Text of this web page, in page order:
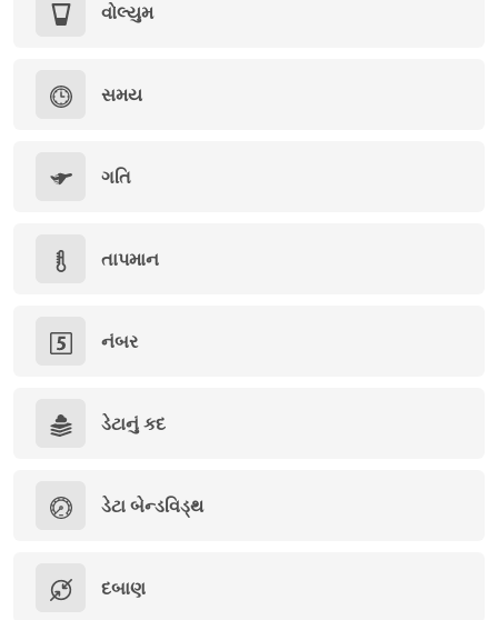
વોલ્યુમ
સમય
ગતિ
તાપમાન
નંબર
ડેટાનું કદ
ડેટા બેન્ડવિડ્થ
દબાણ